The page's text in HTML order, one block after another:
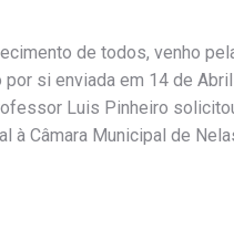
de todos, venho
si enviada em 14 de
Luis Pinheiro
à Câmara Municipal de